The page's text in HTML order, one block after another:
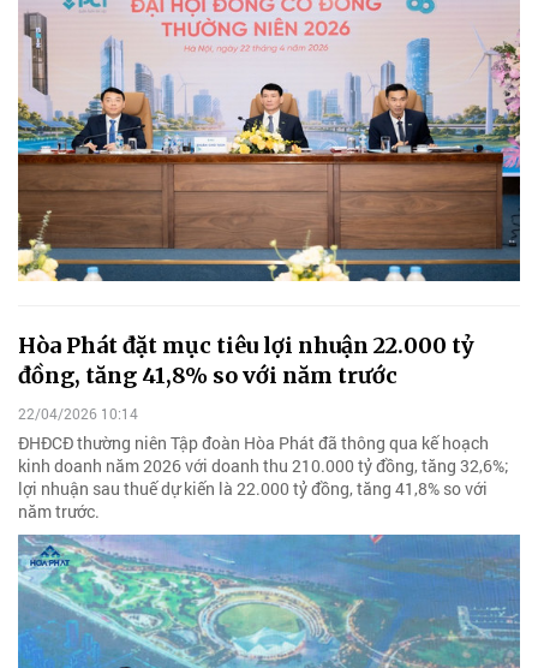
Hòa Phát đặt mục tiêu lợi nhuận 22.000 tỷ
đồng, tăng 41,8% so với năm trước
22/04/2026 10:14
ĐHĐCĐ thường niên Tập đoàn Hòa Phát đã thông qua kế hoạch
kinh doanh năm 2026 với doanh thu 210.000 tỷ đồng, tăng 32,6%;
lợi nhuận sau thuế dự kiến là 22.000 tỷ đồng, tăng 41,8% so với
năm trước.